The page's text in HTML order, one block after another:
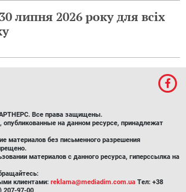
липня 2026 року для всіх
Все права защищены.
опубликованные на данном ресурсе, принадлежат
материалов без письменного разрешения
материалов с данного ресурса, гиперссылка на
клиентами: reklama@mediadim.com.ua Тел: +38
207-97-00